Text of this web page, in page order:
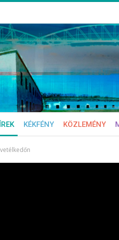
KÉKFÉNY KÖZLEMÉNY